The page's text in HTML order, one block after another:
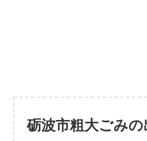
砺波市粗大ごみ